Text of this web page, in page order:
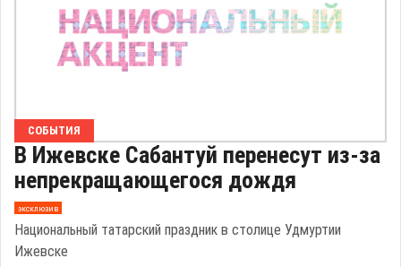
СОБЫТИЯ
В Ижевске Сабантуй перенесут из-за
непрекращающегося дождя
эксклюзив
Национальный татарский праздник в столице Удмуртии
Ижевске